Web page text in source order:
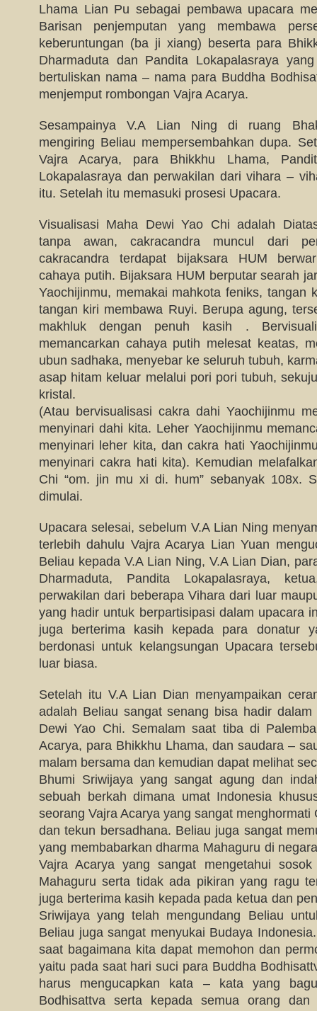
Lhama Lian Pu sebagai pembawa upacara
Barisan penjemputan yang membawa
keberuntungan (ba ji xiang) beserta para
Dharmaduta dan Pandita Lokapalasraya
bertuliskan nama – nama para Buddha
menjemput rombongan Vajra Acarya.
Sesampainya V.A Lian Ning di ruang
mengiring Beliau mempersembahkan dupa.
Vajra Acarya, para Bhikkhu Lhama,
Lokapalasraya dan perwakilan dari vihara –
itu. Setelah itu memasuki prosesi Upacara.
Visualisasi Maha Dewi Yao Chi adalah
tanpa awan, cakracandra muncul dari
cakracandra terdapat bijaksara HUM
cahaya putih. Bijaksara HUM berputar searah
Yaochijinmu, memakai mahkota feniks, tangan
tangan kiri membawa Ruyi. Berupa agung,
makhluk dengan penuh kasih .
memancarkan cahaya putih melesat keatas,
ubun sadhaka, menyebar ke seluruh tubuh,
asap hitam keluar melalui pori pori tubuh,
kristal.
(Atau bervisualisasi cakra dahi Yaochijinmu
menyinari dahi kita. Leher Yaochijinmu
menyinari leher kita, dan cakra hati
menyinari cakra hati kita). Kemudian
Chi “om. jin mu xi di. hum” sebanyak 108x.
dimulai.
Upacara selesai, sebelum V.A Lian Ning
terlebih dahulu Vajra Acarya Lian Yuan
Beliau kepada V.A Lian Ning, V.A Lian Dian,
Dharmaduta, Pandita Lokapalasraya,
perwakilan dari beberapa Vihara dari luar
yang hadir untuk berpartisipasi dalam upacara
juga berterima kasih kepada para donatur
berdonasi untuk kelangsungan Upacara
luar biasa.
Setelah itu V.A Lian Dian menyampaikan
adalah Beliau sangat senang bisa hadir
Dewi Yao Chi. Semalam saat tiba di
Acarya, para Bhikkhu Lhama, dan saudara –
malam bersama dan kemudian dapat melihat
Bhumi Sriwijaya yang sangat agung dan
sebuah berkah dimana umat Indonesia
seorang Vajra Acarya yang sangat
dan tekun bersadhana. Beliau juga sangat
yang membabarkan dharma Mahaguru di
Vajra Acarya yang sangat mengetahui
Mahaguru serta tidak ada pikiran yang ragu
juga berterima kasih kepada pada ketua dan
Sriwijaya yang telah mengundang Beliau
Beliau juga sangat menyukai Budaya
saat bagaimana kita dapat memohon dan
yaitu pada saat hari suci para Buddha
harus mengucapkan kata – kata yang
Bodhisattva serta kepada semua orang dan